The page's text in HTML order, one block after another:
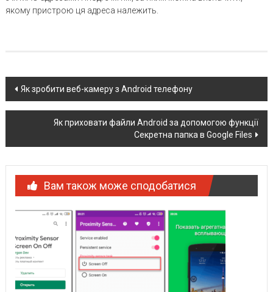
якому пристрою ця адреса належить.
Post
navigation
Як зробити веб-камеру з Android телефону
Як приховати файли Android за допомогою функції
Секретна папка в Google Files
Вам також може сподобатися